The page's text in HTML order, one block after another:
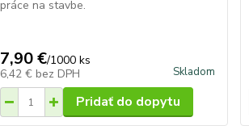
práce na stavbe.
7,90 €/1000 ks
6,42 € bez DPH Skladom
Pridať do dopytu